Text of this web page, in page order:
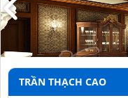
TRẦN THẠCH CAO